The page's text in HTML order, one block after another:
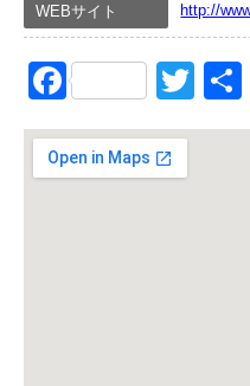
WEBサイト http://
Facebook